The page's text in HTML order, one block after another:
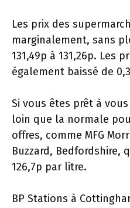
Les prix des
marginalement, sans
131,49p à 131,26p. Les
également baissé de
Si vous êtes prêt à
loin que la normale
offres, comme MFG
Buzzard, Bedfordshire,
126,7p par litre.
BP Stations à